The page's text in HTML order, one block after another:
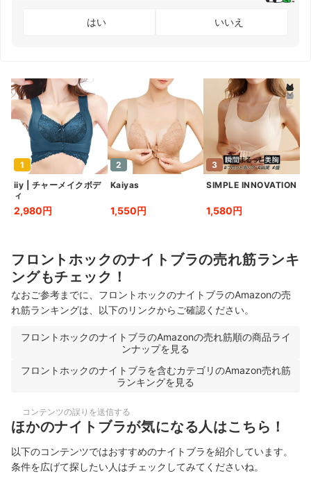
はい いいえ
1
iiy
チャーメイクボデ
ィ
2,980円
2
Kaiyas
1,550円
3
SIMPLE INNOVATION
1,580円
フロントホックのナイトブラの売れ筋ランキ
ングもチェック！
なおご参考までに、フロントホックのナイトブラのAmazonの売
れ筋ランキングは、以下のリンクからご確認ください。
フロントホックのナイトブラのAmazonの売れ筋順の商品ライ
ンナップを見る
フロントホックのナイトブラを含むカテゴリのAmazon売れ筋
ランキングを見る
コンテンツの誤りを送信する
ほかのナイトブラが気になる人はこちら！
以下のコンテンツではおすすめのナイトブラを紹介しています。
条件を広げて探したい人はチェックしてみてくださいね。